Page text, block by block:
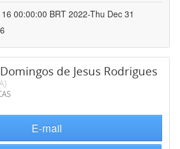
00:00:00 BRT 2022-Thu Dec 31
Domingos de Jesus Rodrigues
E-mail